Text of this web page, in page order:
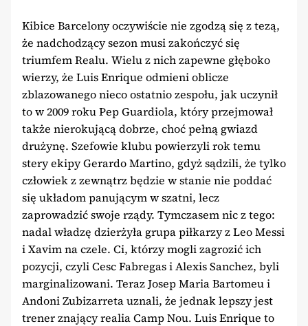
Kibice Barcelony oczywiście nie zgodzą się z tezą,
że nadchodzący sezon musi zakończyć się
triumfem Realu. Wielu z nich zapewne głęboko
wierzy, że Luis Enrique odmieni oblicze
zblazowanego nieco ostatnio zespołu, jak uczynił
to w 2009 roku Pep Guardiola, który przejmował
także nierokującą dobrze, choć pełną gwiazd
drużynę. Szefowie klubu powierzyli rok temu
stery ekipy Gerardo Martino, gdyż sądzili, że tylko
człowiek z zewnątrz będzie w stanie nie poddać
się układom panującym w szatni, lecz
zaprowadzić swoje rządy. Tymczasem nic z tego:
nadal władzę dzierżyła grupa piłkarzy z Leo Messi
i Xavim na czele. Ci, którzy mogli zagrozić ich
pozycji, czyli Cesc Fabregas i Alexis Sanchez, byli
marginalizowani. Teraz Josep Maria Bartomeu i
Andoni Zubizarreta uznali, że jednak lepszy jest
trener znający realia Camp Nou. Luis Enrique to